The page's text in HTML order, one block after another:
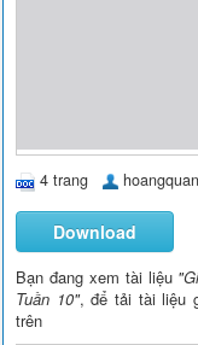
4 trang hoangquan
Download
Bạn đang xem tài liệu
Tuần 10", để tải tài liệu
trên